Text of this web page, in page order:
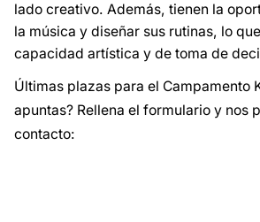
lado creativo. Además, tienen la
la música y diseñar sus rutinas, lo
capacidad artística y de toma de
Últimas plazas para el Campamento
apuntas? Rellena el formulario y nos
contacto: